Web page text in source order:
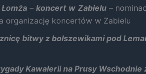
Łomża– koncert w Zabielu–
organizację koncertów w Zabielu
bitwy z bolszewikami pod
Kawalerii na Prusy Wschodnie
te